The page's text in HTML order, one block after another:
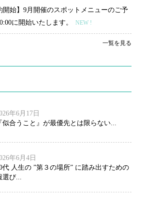
開始】9月開催のスポットメニューのご予
に開始いたします。
NEW !
一覧を見る
年6月17日
似合うこと』が最優先とは限らない...
年6月4日
代 人生の ”第３の場所” に踏み出すための
選び...